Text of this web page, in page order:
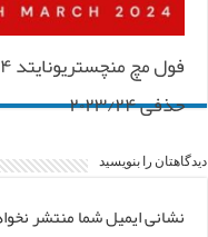
حذفی ۲۰۲۳/۲۴
دیدگاهتان را بنویسید
نشانی ایمیل شما منتشر